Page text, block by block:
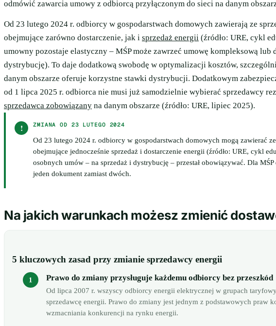
odmówić zawarcia umowy z odbiorcą przyłączonym do sieci na danym
Od 23 lutego 2024 r. odbiorcy w gospodarstwach domowych zawierają ze
obejmujące zarówno dostarczenie, jak i sprzedaż energii (źródło: URE, cykl
umowny pozostaje elastyczny – MŚP może zawrzeć umowę kompleksową lub
dystrybucję). To daje dodatkową swobodę w optymalizacji kosztów,
danym obszarze oferuje korzystne stawki dystrybucji. Dodatkowym
od 1 lipca 2025 r. odbiorca nie musi już samodzielnie wybierać sprzedawcy
sprzedawca zobowiązany na danym obszarze (źródło: URE, lipiec 2025).
! ZMIANA OD 23 LUTEGO 2024
Od 23 lutego 2024 r. odbiorcy w gospodarstwach domowych mogą zawierać
obejmujące jednocześnie sprzedaż i dostarczenie energii (źródło: URE, cykl
osobnych umów – na sprzedaż i dystrybucję – przestał obowiązywać. Dla
jeden dokument zamiast dwóch.
Na jakich warunkach możesz zmienić
5 kluczowych zasad przy zmianie sprzedawcy energii
Prawo do zmiany przysługuje każdemu odbiorcy bez przeszkód
Od lipca 2007 r. wszyscy odbiorcy energii elektrycznej w grupach
sprzedawcę energii. Prawo do zmiany jest jednym z podstawowych praw
wzmacniania konkurencji na rynku energii.